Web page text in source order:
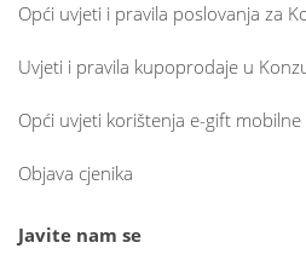
Opći uvjeti i pravila poslovanja za
Uvjeti i pravila kupoprodaje u
Opći uvjeti korištenja e-gift mobilne
Objava cjenika
Javite nam se